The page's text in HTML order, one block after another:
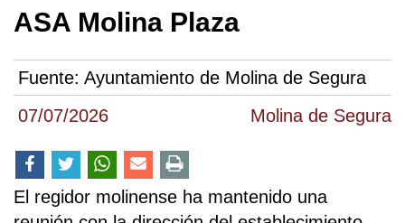
07/07/2026 Molina de Segura
ASA Molina Plaza
Fuente: Ayuntamiento de Molina de Segura
El regidor molinense ha mantenido una